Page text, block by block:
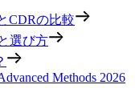
CDRの比較
選び方
Methods 2026